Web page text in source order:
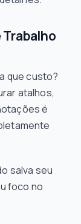
que custo?
atalhos,
é
salva seu
foco no